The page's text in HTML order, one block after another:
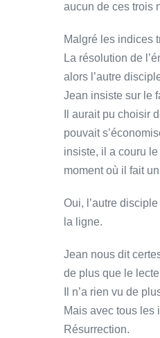
aucun de ces trois
Malgré les indices
La résolution de
alors l’autre
Jean insiste sur le
Il aurait pu choisir
pouvait
insiste, il a couru
moment où il fait
Oui, l’autre
la ligne.
Jean nous dit
de plus que le
Il n’a rien vu de
Mais avec tous les
Résurrection.